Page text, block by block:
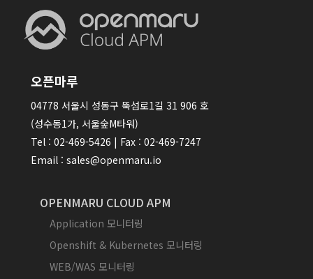
오픈마루
04778 서울시 성동구 뚝섬로1길 31 906 호
(성수동1가, 서울숲M타워)
Tel : 02-469-5426 | Fax : 02-469-7247
Email : sales@openmaru.io
OPENMARU CLOUD APM
Application 모니터링
Openshift & Kubernetes 모니터링
WEB/WAS 모니터링